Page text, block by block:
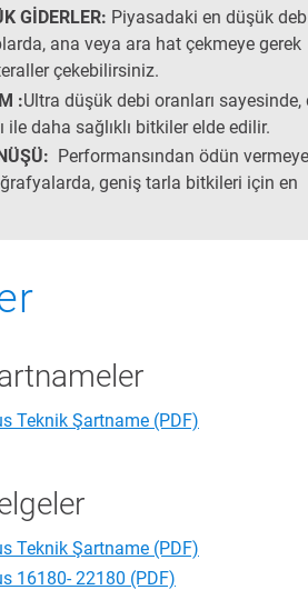
GİDERLER: Piyasadaki en düşük debi
ana veya ara hat çekmeye gerek
çekebilirsiniz.
:Ultra düşük debi oranları
ile daha sağlıklı bitkiler elde edilir.
Performansından ödün
geniş tarla bitkileri için en
Teknik Şartname (PDF)
Teknik Şartname (PDF)
16180- 22180 (PDF)